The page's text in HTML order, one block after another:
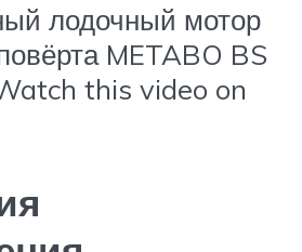
лодочный мотор
METABO BS
this video on